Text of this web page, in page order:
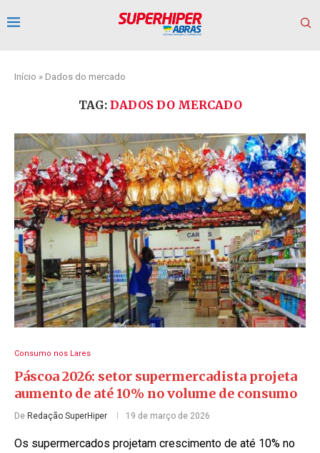
Início » Dados do mercado
TAG: DADOS DO MERCADO
Consumo nos Lares
Páscoa 2026: setor supermercadista projeta
aumento de até 10% no volume de consumo
De Redação SuperHiper 19 de março de 2026
Os supermercados projetam crescimento de até 10% no